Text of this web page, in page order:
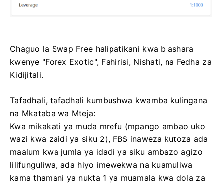
Chaguo la Swap Free halipatikani kwa biashara
kwenye "Forex Exotic", Fahirisi, Nishati, na Fedha za
Kidijitali.
Tafadhali, tafadhali kumbushwa kwamba kulingana
na Mkataba wa Mteja:
Kwa mikakati ya muda mrefu (mpango ambao uko
wazi kwa zaidi ya siku 2), FBS inaweza kutoza ada
maalum kwa jumla ya idadi ya siku ambazo agizo
lilifunguliwa, ada hiyo imewekwa na kuamuliwa
kama thamani ya nukta 1 ya muamala kwa dola za